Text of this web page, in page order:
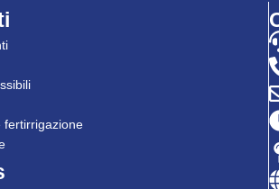
fertirrigazione